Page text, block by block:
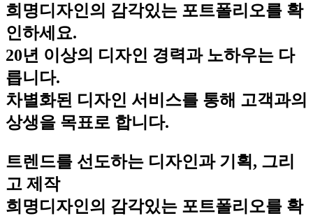
희명디자인의 감각있는 포트폴리오를 확
인하세요.
20년 이상의 디자인 경력과 노하우는 다
릅니다.
차별화된 디자인 서비스를 통해 고객과의
상생을 목표로 합니다.
트렌드를 선도하는 디자인과 기획, 그리
고 제작
희명디자인의 감각있는 포트폴리오를 확